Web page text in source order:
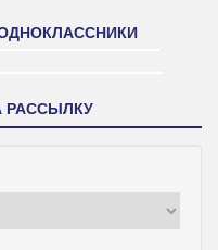
РАССЫЛКУ